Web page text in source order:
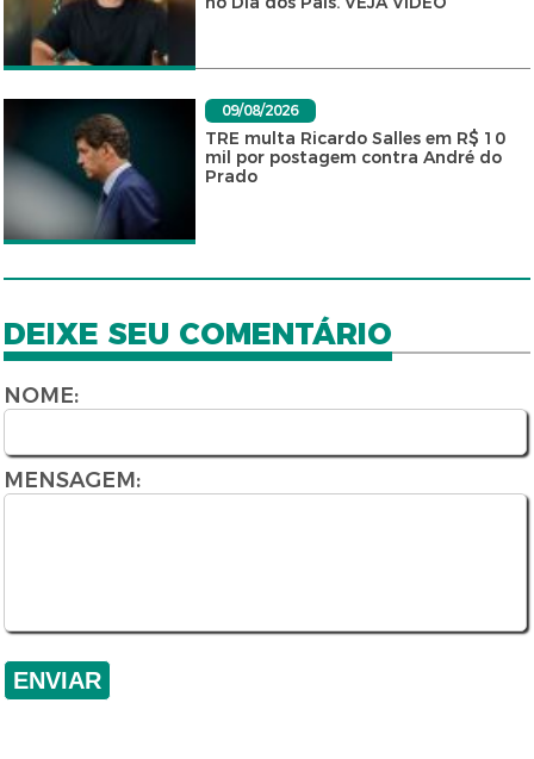
09/08/2026
TRE multa Ricardo Salles em R$ 10
mil por postagem contra André do
Prado
DEIXE SEU COMENTÁRIO
NOME:
MENSAGEM: